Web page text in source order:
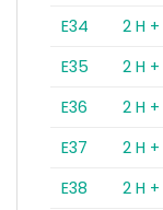
E34
2 H +
E35
2 H +
E36
2 H +
E37
2 H +
E38
2 H +